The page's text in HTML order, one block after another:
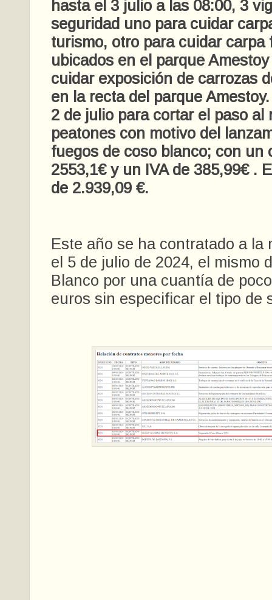
hasta el 3 julio a las 08:00, 3
seguridad uno para cuidar
turismo, otro para cuidar carpa
ubicados en el parque
cuidar exposición de carrozas
en la recta del parque
2 de julio para cortar el paso al
peatones con motivo del
fuegos de coso blanco; con un
2553,1€ y un IVA de 385,99€ .
de 2.939,09 €.
Este año se ha contratado a la
el 5 de julio de 2024, el mismo
Blanco por una cuantía de
euros sin especificar el tipo de